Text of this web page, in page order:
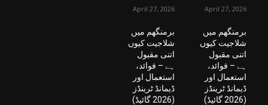
April 27, 2026
برمنگھم میں
شلاجیت کیوں
اتنی مقبول
ہے – فوائد،
استعمال اور
ڈیمانڈ ٹرینڈز
(2026 گائیڈ)
April 27, 2026
برمنگھم میں
شلاجیت کیوں
اتنی مقبول
ہے – فوائد،
استعمال اور
ڈیمانڈ ٹرینڈز
(2026 گائیڈ)